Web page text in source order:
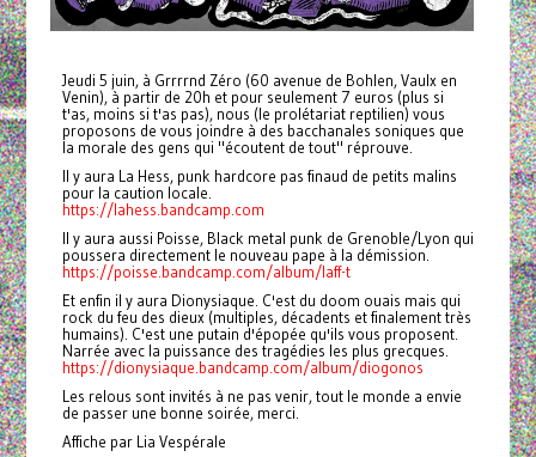
Jeudi 5 juin, à Grrrrnd Zéro (60 avenue de Bohlen, Vaulx en
Venin), à partir de 20h et pour seulement 7 euros (plus si
t'as, moins si t'as pas), nous (le prolétariat reptilien) vous
proposons de vous joindre à des bacchanales soniques que
la morale des gens qui "écoutent de tout" réprouve.
Il y aura La Hess, punk hardcore pas finaud de petits malins
pour la caution locale.
https://lahess.bandcamp.com
Il y aura aussi Poisse, Black metal punk de Grenoble/Lyon qui
poussera directement le nouveau pape à la démission.
https://poisse.bandcamp.com/album/laff-t
Et enfin il y aura Dionysiaque. C'est du doom ouais mais qui
rock du feu des dieux (multiples, décadents et finalement très
humains). C'est une putain d'épopée qu'ils vous proposent.
Narrée avec la puissance des tragédies les plus grecques.
https://dionysiaque.bandcamp.com/album/diogonos
Les relous sont invités à ne pas venir, tout le monde a envie
de passer une bonne soirée, merci.
Affiche par Lia Vespérale